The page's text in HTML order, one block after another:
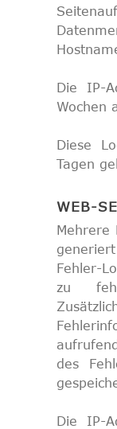
Die IP-
Wochen
Diese
Tagen
WEB-
Mehrere
Fehler-
zu
des
Die IP-